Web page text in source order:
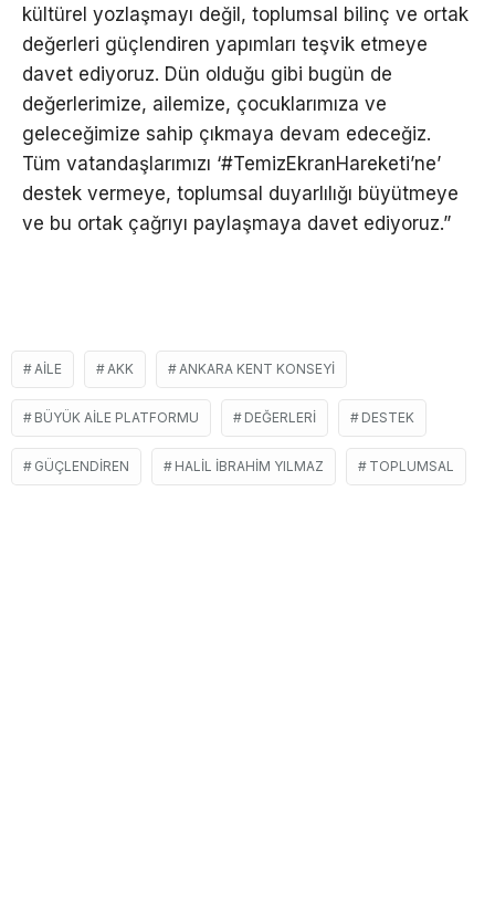
kültürel yozlaşmayı değil, toplumsal bilinç ve ortak
değerleri güçlendiren yapımları teşvik etmeye
davet ediyoruz. Dün olduğu gibi bugün de
değerlerimize, ailemize, çocuklarımıza ve
geleceğimize sahip çıkmaya devam edeceğiz.
Tüm vatandaşlarımızı ‘#TemizEkranHareketi’ne’
destek vermeye, toplumsal duyarlılığı büyütmeye
ve bu ortak çağrıyı paylaşmaya davet ediyoruz.”
AILE AKK ANKARA KENT KONSEYI
BÜYÜK AILE PLATFORMU DEĞERLERI DESTEK
GÜÇLENDIREN HALIL İBRAHIM YILMAZ TOPLUMSAL